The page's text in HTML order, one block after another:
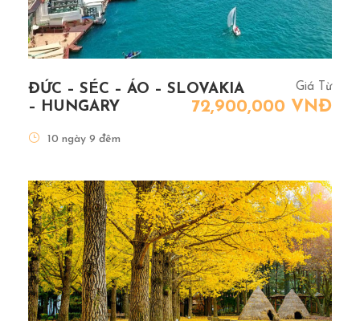
ĐỨC – SÉC – ÁO – SLOVAKIA
– HUNGARY
Giá Từ
72,900,000 VNĐ
10 ngày 9 đêm